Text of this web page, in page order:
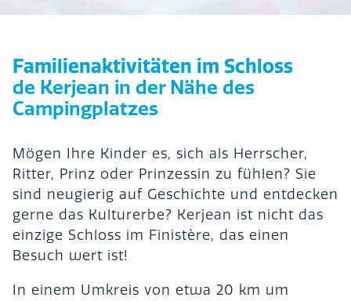
Familienaktivitäten im Schloss
de Kerjean in der Nähe des
Campingplatzes
Mögen Ihre Kinder es, sich als Herrscher,
Ritter, Prinz oder Prinzessin zu fühlen? Sie
sind neugierig auf Geschichte und entdecken
gerne das Kulturerbe? Kerjean ist nicht das
einzige Schloss im Finistère, das einen
Besuch wert ist!
In einem Umkreis von etwa 20 km um